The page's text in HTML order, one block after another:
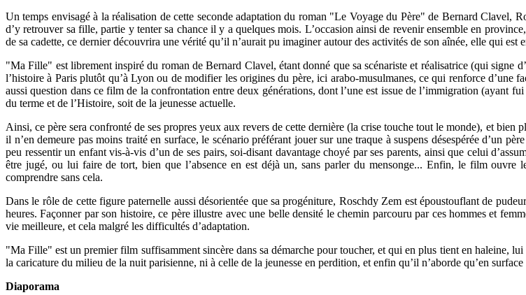
Un temps envisagé à la réalisation de cette seconde adaptation du roman "Le Voyage du Père" de Bernard
d’y retrouver sa fille, partie y tenter sa chance il y a quelques mois. L’occasion ainsi de revenir ensemble en
de sa cadette, ce dernier découvrira une vérité qu’il n’aurait pu imaginer autour des activités de son aînée, elle qui est
"Ma Fille" est librement inspiré du roman de Bernard Clavel, étant donné que sa scénariste et réalisatrice (qui signe
l’histoire à Paris plutôt qu’à Lyon ou de modifier les origines du père, ici arabo-musulmanes, ce qui renforce d’une
aussi question dans ce film de la confrontation entre deux générations, dont l’une est issue de l’immigration (ayant
du terme et de l’Histoire, soit de la jeunesse actuelle.
Ainsi, ce père sera confronté de ses propres yeux aux revers de cette dernière (la crise touche tout le monde), et
il n’en demeure pas moins traité en surface, le scénario préférant jouer sur une traque à suspens désespérée d’un
peu ressentir un enfant vis-à-vis d’un de ses pairs, soi-disant davantage choyé par ses parents, ainsi que celui
être jugé, ou lui faire de tort, bien que l’absence en est déjà un, sans parler du mensonge... Enfin, le film
comprendre sans cela.
Dans le rôle de cette figure paternelle aussi désorientée que sa progéniture, Roschdy Zem est époustouflant de
heures. Façonner par son histoire, ce père illustre avec une belle densité le chemin parcouru par ces hommes et
vie meilleure, et cela malgré les difficultés d’adaptation.
"Ma Fille" est un premier film suffisamment sincère dans sa démarche pour toucher, et qui en plus tient en haleine,
la caricature du milieu de la nuit parisienne, ni à celle de la jeunesse en perdition, et enfin qu’il n’aborde qu’en
Diaporama